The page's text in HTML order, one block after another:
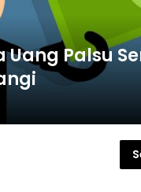
Uang Palsu